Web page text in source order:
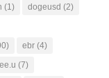
(1) dogeusd (2)
ebr (4)
ee.u (7)